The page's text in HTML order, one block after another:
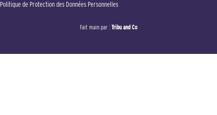
Politique de Protection des Données Personnelles
Fait main par : Tribu and Co